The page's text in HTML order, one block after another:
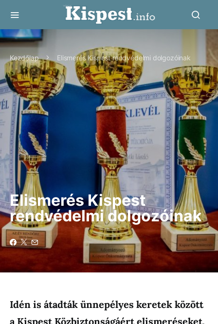
Kezdőlap Elismerés Kispest rendvédelmi dolgozóinak
Elismerés Kispest
rendvédelmi dolgozóinak
Idén is átadták ünnepélyes keretek között
a Kispest Közbiztonságáért elismeréseket,